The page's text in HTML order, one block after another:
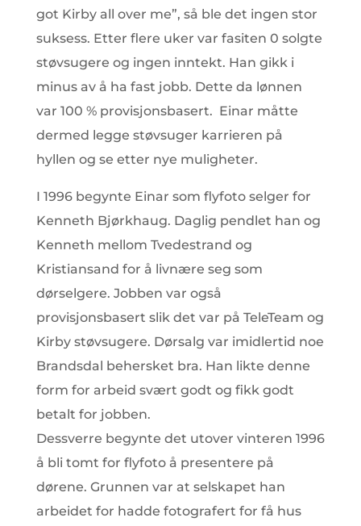
got Kirby all over me”, så ble det ingen stor
suksess. Etter flere uker var fasiten 0 solgte
støvsugere og ingen inntekt. Han gikk i
minus av å ha fast jobb. Dette da lønnen
var 100 % provisjonsbasert. Einar måtte
dermed legge støvsuger karrieren på
hyllen og se etter nye muligheter.
I 1996 begynte Einar som flyfoto selger for
Kenneth Bjørkhaug. Daglig pendlet han og
Kenneth mellom Tvedestrand og
Kristiansand for å livnære seg som
dørselgere. Jobben var også
provisjonsbasert slik det var på TeleTeam og
Kirby støvsugere. Dørsalg var imidlertid noe
Brandsdal behersket bra. Han likte denne
form for arbeid svært godt og fikk godt
betalt for jobben.
Dessverre begynte det utover vinteren 1996
å bli tomt for flyfoto å presentere på
dørene. Grunnen var at selskapet han
arbeidet for hadde fotografert for få hus